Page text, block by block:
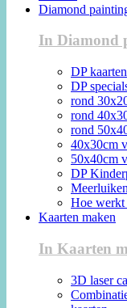
Diamond
In Diamond
DP kaarten
DP
rond
rond
rond
40x30cm
50x40cm
DP
Meerluiken
Hoe werkt
Kaarten maken
In Kaarten
3D laser